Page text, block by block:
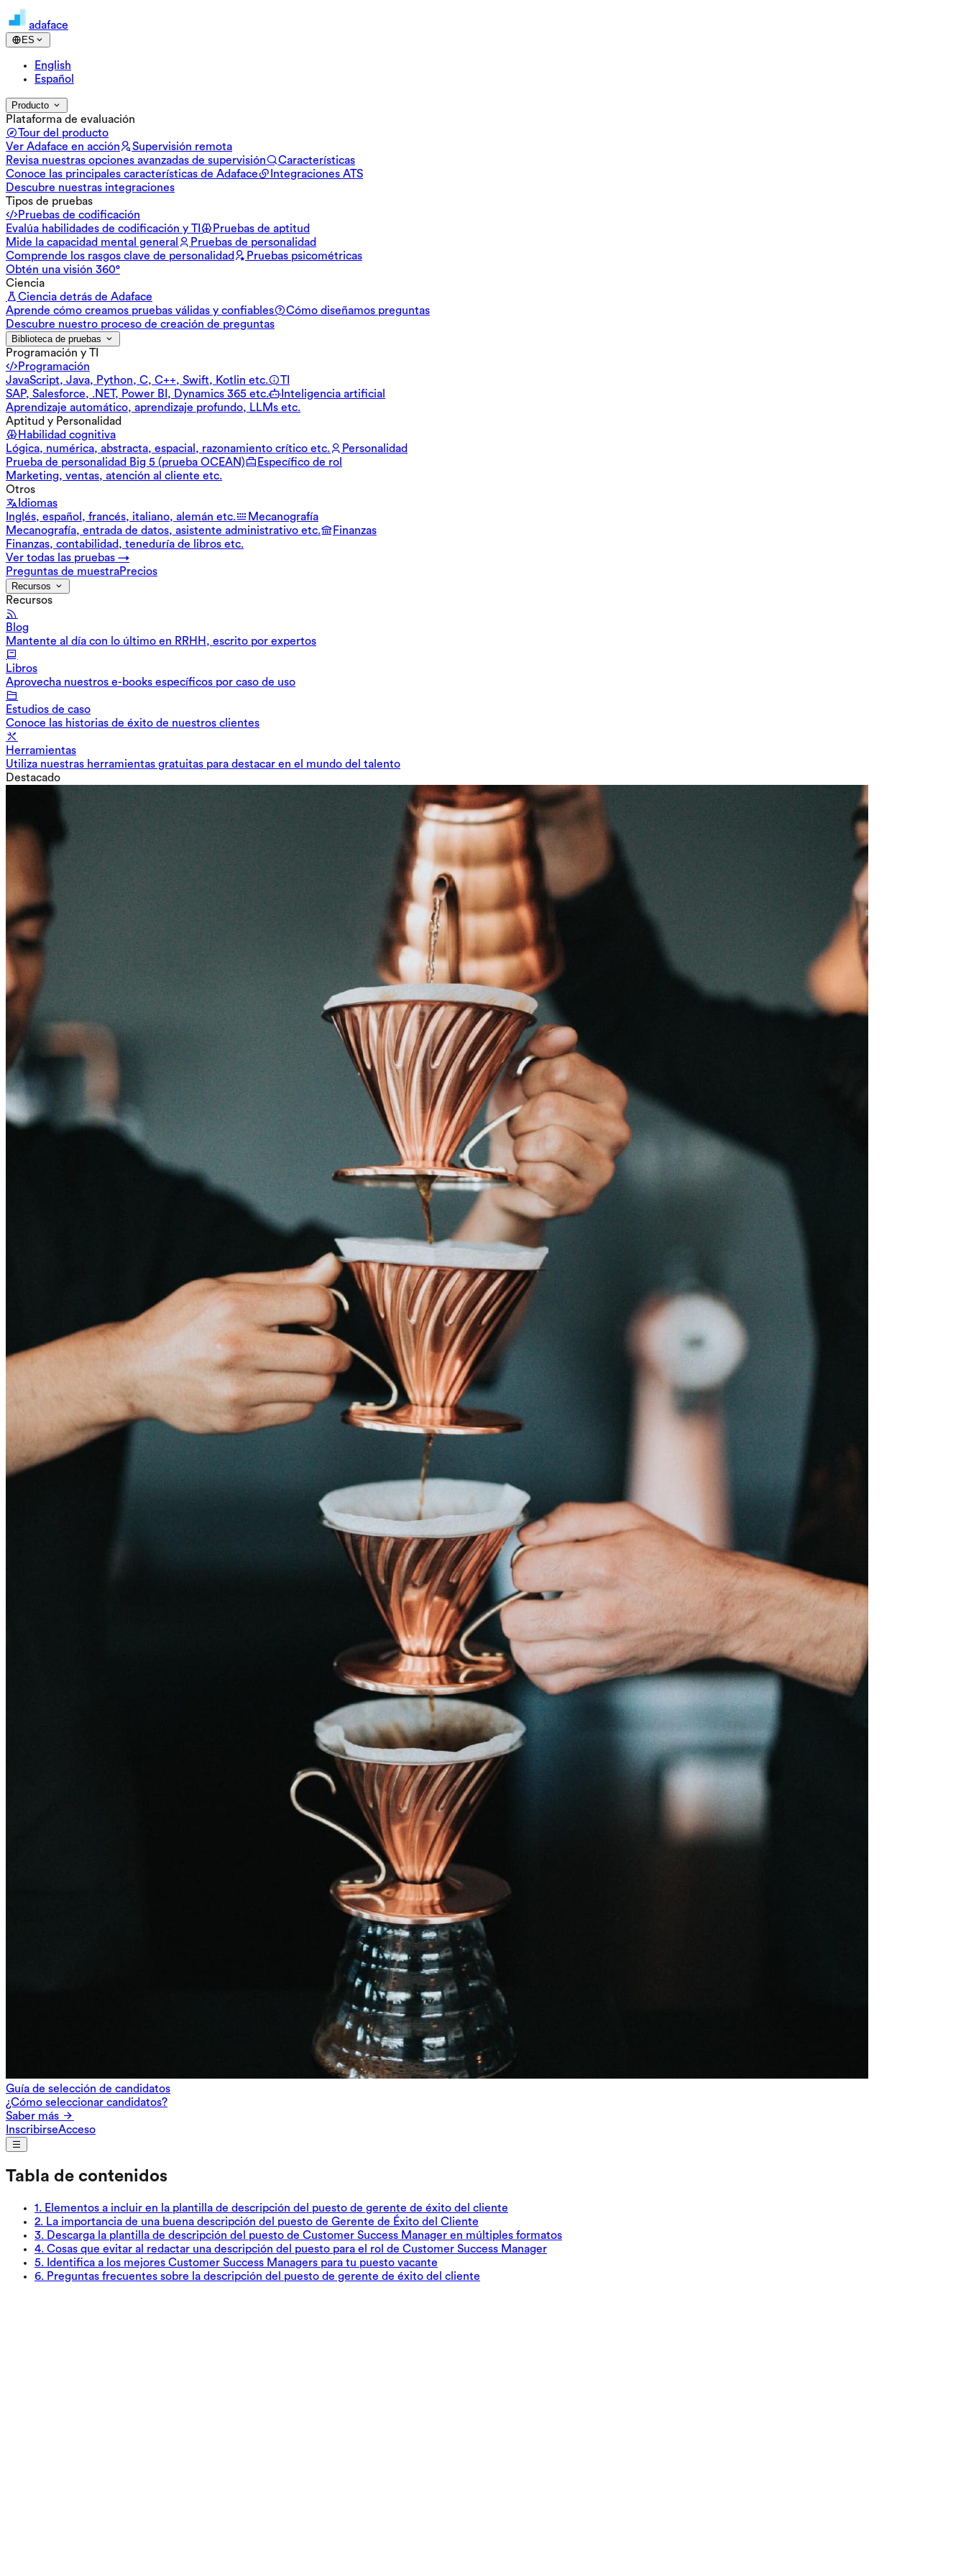
adaface
ES
English
Español
Producto
Plataforma de evaluación
Tour del producto
Ver Adaface en acción
Supervisión remota
Revisa nuestras opciones avanzadas de supervisión
Características
Conoce las principales características de Adaface
Integraciones ATS
Descubre nuestras integraciones
Tipos de pruebas
Pruebas de codificación
Evalúa habilidades de codificación y TI
Pruebas de aptitud
Mide la capacidad mental general
Pruebas de personalidad
Comprende los rasgos clave de personalidad
Pruebas psicométricas
Obtén una visión 360°
Ciencia
Ciencia detrás de Adaface
Aprende cómo creamos pruebas válidas y confiables
Cómo diseñamos preguntas
Descubre nuestro proceso de creación de preguntas
Biblioteca de pruebas
Programación y TI
Programación
JavaScript, Java, Python, C, C++, Swift, Kotlin etc.
TI
SAP, Salesforce, .NET, Power BI, Dynamics 365 etc.
Inteligencia artificial
Aprendizaje automático, aprendizaje profundo, LLMs etc.
Aptitud y Personalidad
Habilidad cognitiva
Lógica, numérica, abstracta, espacial, razonamiento crítico etc.
Personalidad
Prueba de personalidad Big 5 (prueba OCEAN)
Específico de rol
Marketing, ventas, atención al cliente etc.
Otros
Idiomas
Inglés, español, francés, italiano, alemán etc.
Mecanografía
Mecanografía, entrada de datos, asistente administrativo etc.
Finanzas
Finanzas, contabilidad, teneduría de libros etc.
Ver todas las pruebas →
Preguntas de muestraPrecios
Recursos
Recursos
Blog
Mantente al día con lo último en RRHH, escrito por expertos
Libros
Aprovecha nuestros e-books específicos por caso de uso
Estudios de caso
Conoce las historias de éxito de nuestros clientes
Herramientas
Utiliza nuestras herramientas gratuitas para destacar en el mundo del talento
Destacado
Guía de selección de candidatos
¿Cómo seleccionar candidatos?
Saber más
InscribirseAcceso
Tabla de contenidos
1 . Elementos a incluir en la plantilla de descripción del puesto de gerente de éxito del cliente
2. La importancia de una buena descripción del puesto de Gerente de Éxito del Cliente
3. Descarga la plantilla de descripción del puesto de Customer Success Manager en múltiples formatos
4. Cosas que evitar al redactar una descripción del puesto para el rol de Customer Success Manager
5. Identifica a los mejores Customer Success Managers para tu puesto vacante
6. Preguntas frecuentes sobre la descripción del puesto de gerente de éxito del cliente